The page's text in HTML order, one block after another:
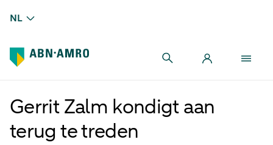
NL
Gerrit Zalm kondigt aan
terug te treden